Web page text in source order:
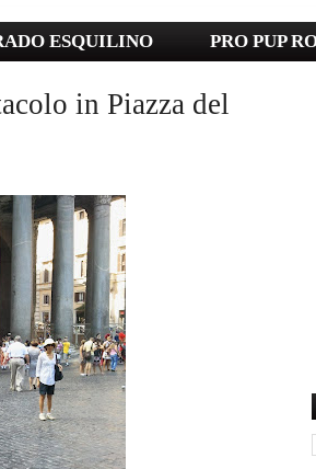
ESQUILINO PRO PUP
in Piazza del